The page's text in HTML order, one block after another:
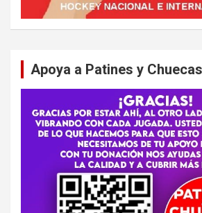
Apoya a Patines y Chuecas